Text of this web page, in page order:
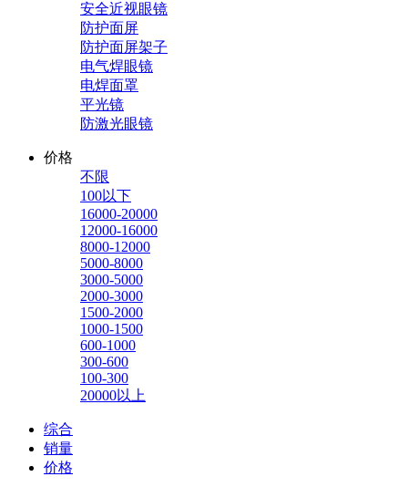
安全近视眼镜
防护面屏
防护面屏架子
电气焊眼镜
电焊面罩
平光镜
防激光眼镜
价格
不限
100以下
16000-20000
12000-16000
8000-12000
5000-8000
3000-5000
2000-3000
1500-2000
1000-1500
600-1000
300-600
100-300
20000以上
综合
销量
价格